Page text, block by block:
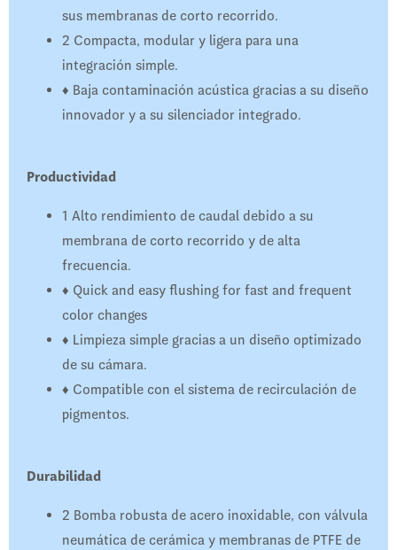
sus membranas de corto recorrido.
2 Compacta, modular y ligera para una
integración simple.
♦ Baja contaminación acústica gracias a su diseño
innovador y a su silenciador integrado.
Productividad
1 Alto rendimiento de caudal debido a su
membrana de corto recorrido y de alta
frecuencia.
♦ Quick and easy flushing for fast and frequent
color changes
♦ Limpieza simple gracias a un diseño optimizado
de su cámara.
♦ Compatible con el sistema de recirculación de
pigmentos.
Durabilidad
2 Bomba robusta de acero inoxidable, con válvula
neumática de cerámica y membranas de PTFE de